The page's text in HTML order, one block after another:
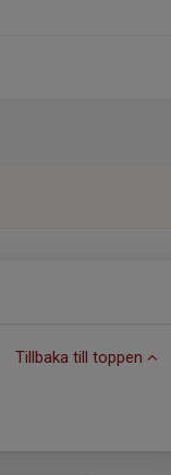
Tillbaka till toppen